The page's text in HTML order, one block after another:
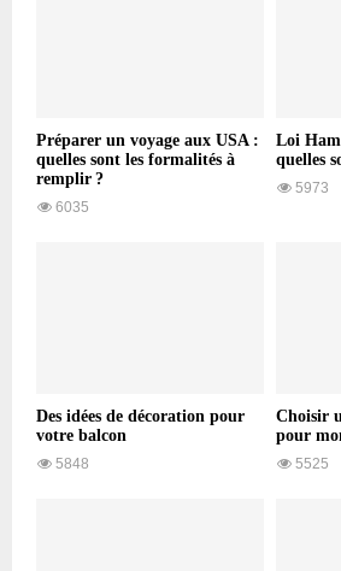
Préparer un voyage aux USA :
quelles sont les formalités à
remplir ?
6035
Loi
quelles
5973
Des idées de décoration pour
votre balcon
5848
Choisir
pour
5525